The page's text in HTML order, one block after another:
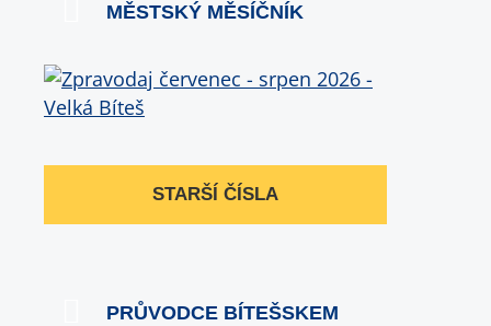
MĚSTSKÝ MĚSÍČNÍK
STARŠÍ ČÍSLA
PRŮVODCE BÍTEŠSKEM